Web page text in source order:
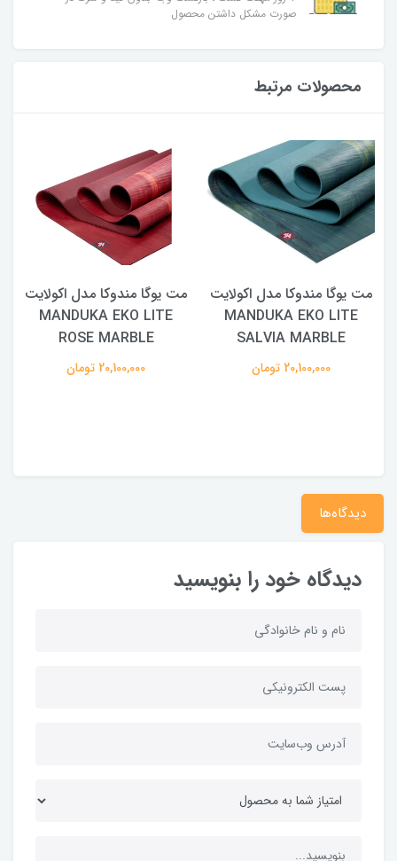
صورت مشکل داشتن محصول
محصولات مرتبط
مت یوگا مندوکا مدل اکولایت
MANDUKA EKO LITE
SALVIA MARBLE
20,100,000 تومان
مت یوگا مندوکا مدل اکولایت
MANDUKA EKO LITE
ROSE MARBLE
20,100,000 تومان
دیدگاه‌ها
دیدگاه خود را بنویسید